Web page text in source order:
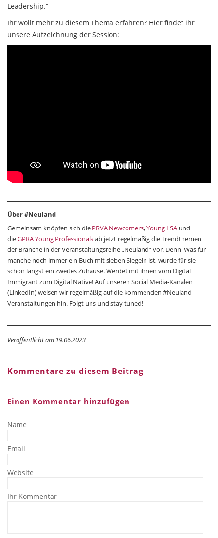
Leadership.“
Ihr wollt mehr zu diesem Thema erfahren? Hier findet ihr
unsere Aufzeichnung der Session:
Über #Neuland
Gemeinsam knöpfen sich die PRVA Newcomers,Young LSA und
dieGPRA Young Professionalsab jetzt regelmäßig die Trendthemen
der Branche in der Veranstaltungsreihe „Neuland“ vor. Denn: Was für
manche noch immer ein Buch mit sieben Siegeln ist, wurde für sie
schon längst ein zweites Zuhause. Werdet mit ihnen vom Digital
Immigrant zum Digital Native! Auf unseren Social Media-Kanälen
(LinkedIn) weisen wir regelmäßig auf die kommenden #Neuland-
Veranstaltungen hin. Folgt uns und stay tuned!
Veröffentlicht am 19.06.2023
Kommentare zu diesem Beitrag
Einen Kommentar hinzufügen
Name
Email
Website
Ihr Kommentar